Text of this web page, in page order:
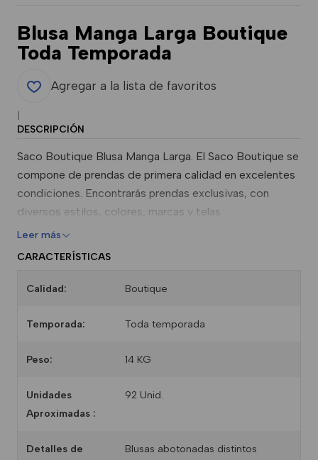
Blusa Manga Larga Boutique
Toda Temporada
Agregar a la lista de favoritos
DESCRIPCIÓN
Saco Boutique Blusa Manga Larga. El Saco Boutique se
compone de prendas de primera calidad en excelentes
condiciones. Encontrarás prendas exclusivas, con
diversos estilos, colores, marcas y telas.
Leer más
CARACTERÍSTICAS
Calidad: Boutique
Temporada: Toda temporada
Peso: 14 KG
Unidades
Aproximadas :
92 Unid.
Detalles de
Blusas abotonadas distintos